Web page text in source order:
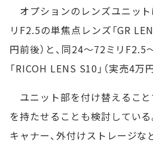
オプションのレンズユニット
リF2.5の単焦点レンズ「GR
円前後）と、同24～72ミリ
「RICOH LENS S10」（実売4万
ユニット部を付け替えること
を持たせることも検討してい
キャナー、外付けストレージ